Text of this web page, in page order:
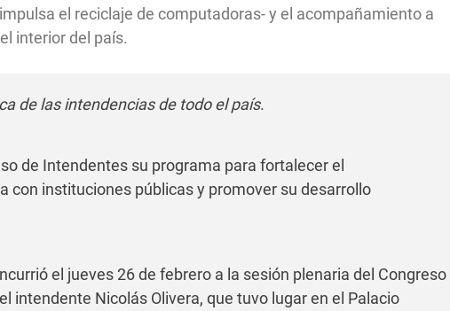
el reciclaje de computadoras- y el acompañamiento a
interior del país.
de las intendencias de todo el país.
de Intendentes su programa para fortalecer el
con instituciones públicas y promover su desarrollo
el jueves 26 de febrero a la sesión plenaria del Congreso
intendente Nicolás Olivera, que tuvo lugar en el Palacio